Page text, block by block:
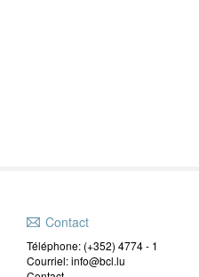
Contact
Téléphone: (+352) 4774 - 1
Courriel: info@bcl.lu